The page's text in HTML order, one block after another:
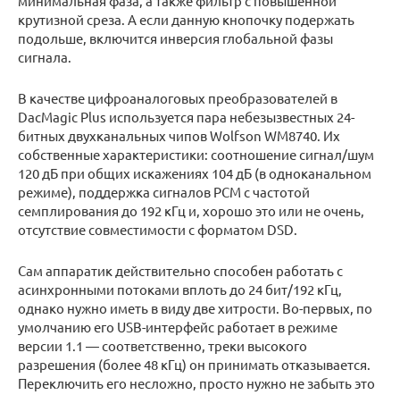
крутизной среза. А если данную кнопочку подержать
подольше, включится инверсия глобальной фазы
сигнала.
В качестве цифроаналоговых преобразователей в
DacMagic Plus используется пара небезызвестных 24-
битных двухканальных чипов Wolfson WM8740. Их
собственные характеристики: соотношение сигнал/шум
120 дБ при общих искажениях 104 дБ (в одноканальном
режиме), поддержка сигналов PCM с частотой
семплирования до 192 кГц и, хорошо это или не очень,
отсутствие совместимости с форматом DSD.
Сам аппаратик действительно способен работать с
асинхронными потоками вплоть до 24 бит/192 кГц,
однако нужно иметь в виду две хитрости. Во-первых, по
умолчанию его USB-интерфейс работает в режиме
версии 1.1 — соответственно, треки высокого
разрешения (более 48 кГц) он принимать отказывается.
Переключить его несложно, просто нужно не забыть это